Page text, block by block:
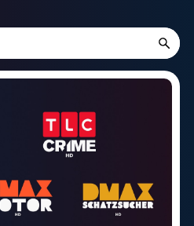
Geräte